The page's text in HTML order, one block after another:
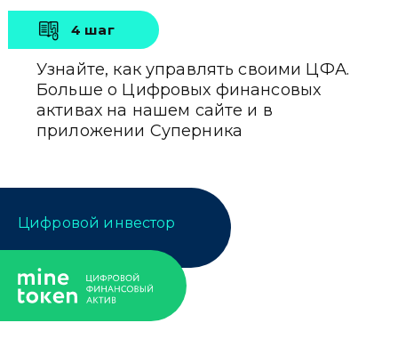
4 шаг
Узнайте, как управлять своими ЦФА.
Больше о Цифровых финансовых
активах на нашем сайте и в
приложении Суперника
Цифровой инвестор